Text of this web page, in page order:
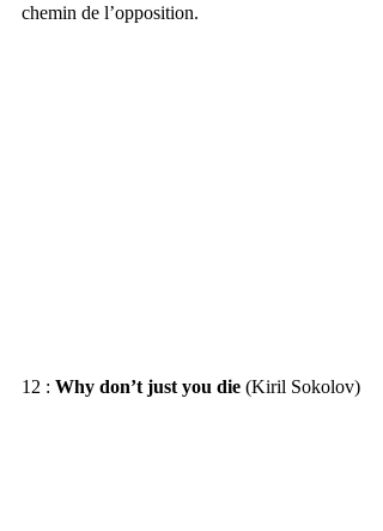
chemin de l’opposition.
12 : Why don’t just you die (Kiril Sokolov)